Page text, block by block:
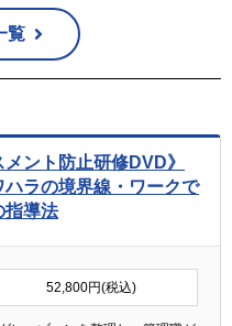
覧
メント防止研修DVD》
ラの境界線・ワークで
指導法
52,800円(税込)